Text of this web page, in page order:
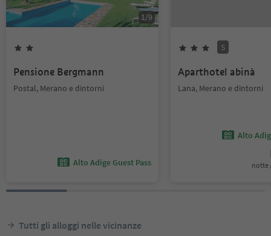
1/9
Pensione Bergmann
Postal, Merano e dintorni
Alto Adige Guest Pass
S
Aparthotel abinà
Lana, Merano e dintorni
Alto
notte
Tutti gli alloggi nelle vicinanze